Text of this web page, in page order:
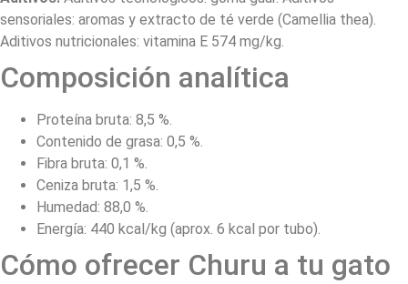
sensoriales: aromas y extracto de té verde (Camellia thea).
Aditivos nutricionales: vitamina E 574 mg/kg.
Composición analítica
Proteína bruta: 8,5 %.
Contenido de grasa: 0,5 %.
Fibra bruta: 0,1 %.
Ceniza bruta: 1,5 %.
Humedad: 88,0 %.
Energía: 440 kcal/kg (aprox. 6 kcal por tubo).
Cómo ofrecer Churu a tu gato